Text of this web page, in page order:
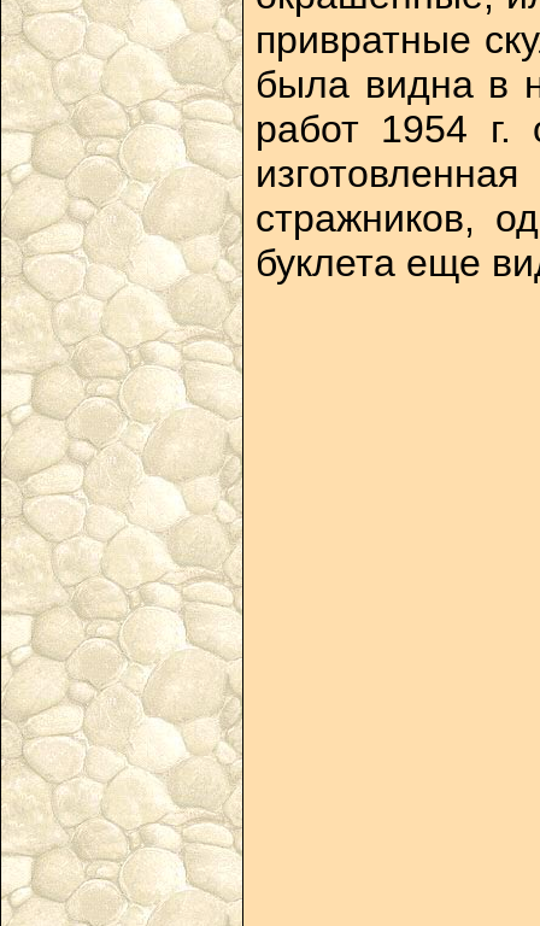
привратные
была видна в
работ 1954 г.
стражников,
буклета еще